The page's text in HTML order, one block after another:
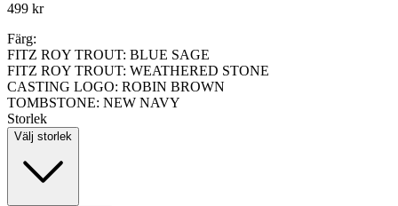
499 kr
Färg:
FITZ ROY TROUT: BLUE SAGE
FITZ ROY TROUT: WEATHERED STONE
CASTING LOGO: ROBIN BROWN
TOMBSTONE: NEW NAVY
Storlek
Välj storlek